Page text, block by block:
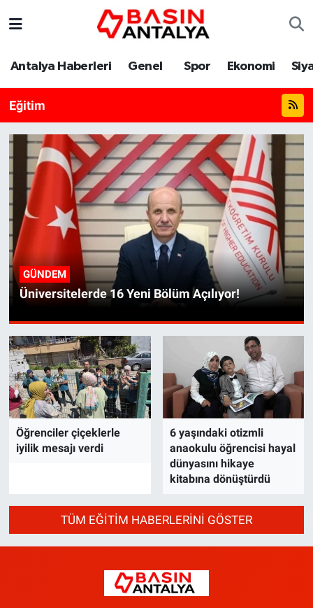
Antalya Haberleri Genel Spor Ekonomi
Eğitim
GÜNDEM
Üniversitelerde 16 Yeni Bölüm Açılıyor!
Öğrenciler çiçeklerle
iyilik mesajı verdi
6 yaşındaki otizmli
anaokulu öğrencisi hayal
dünyasını hikaye
kitabına dönüştürdü
TÜM EĞITIM HABERLERINI GÖSTER